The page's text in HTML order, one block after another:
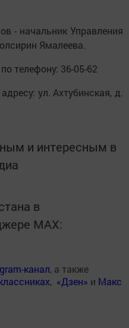
- начальник Управления
Ямалеева.
телефону: 36-05-62
ул. Ахтубинская, д.
и интересным в
в
MАХ:
канал, а также
, «Дзен» и Макс